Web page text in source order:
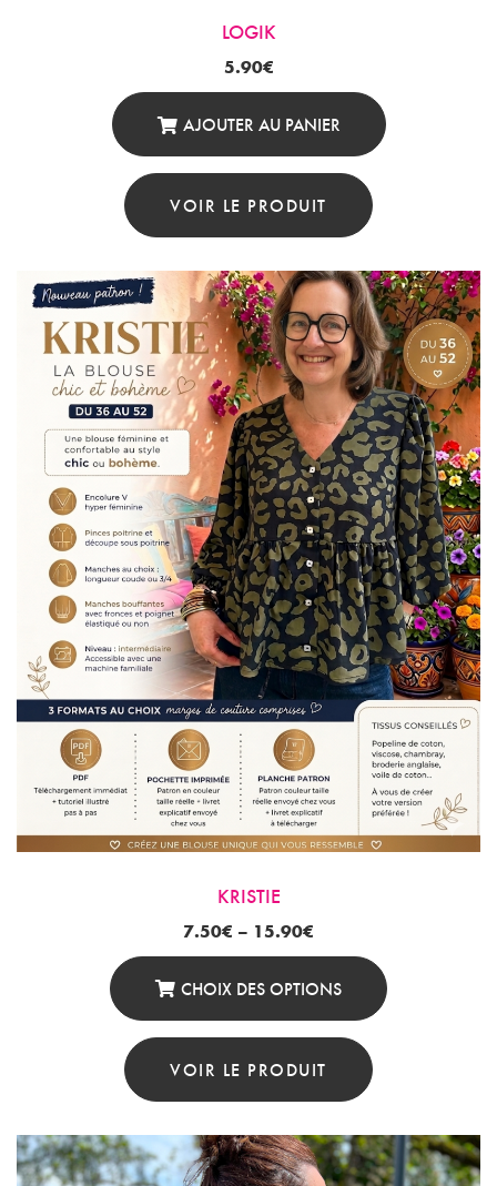
LOGIK
5.90€
AJOUTER AU PANIER
VOIR LE PRODUIT
KRISTIE
7.50€ – 15.90€
CHOIX DES OPTIONS
Ce
Variations.
VOIR LE PRODUIT